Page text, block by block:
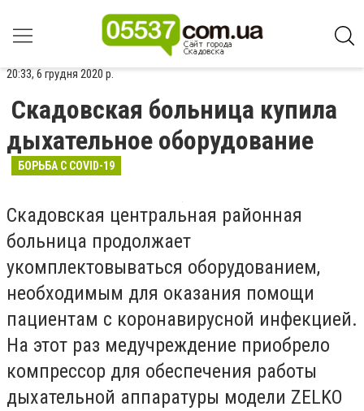
20:33, 6 грудня 2020 р.
Скадовская больница купила
дыхательное оборудование
БОРЬБА С COVID-19
Скадовская центральная районная
больница продолжает
укомплектовываться оборудованием,
необходимым для оказания помощи
пациентам с коронавирусной инфекцией.
На этот раз медучреждение приобрело
компрессор для обеспечения работы
дыхательной аппаратуры модели ZELKO